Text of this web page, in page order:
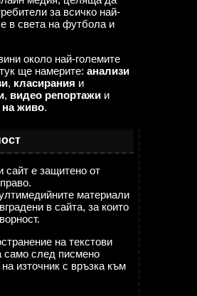
за всичко най-
в света на футбола и
около най-големите
ще намерите: анализи
, класирания и
, видео репортажи и
на живо.
сайт е защитено от
материали
в сайта, за които
на текстови
само след писмено
източник с връзка към